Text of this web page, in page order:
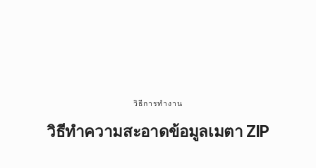
วิธีการทํางาน
วิธีทําความสะอาดข้อมูลเมตา ZIP